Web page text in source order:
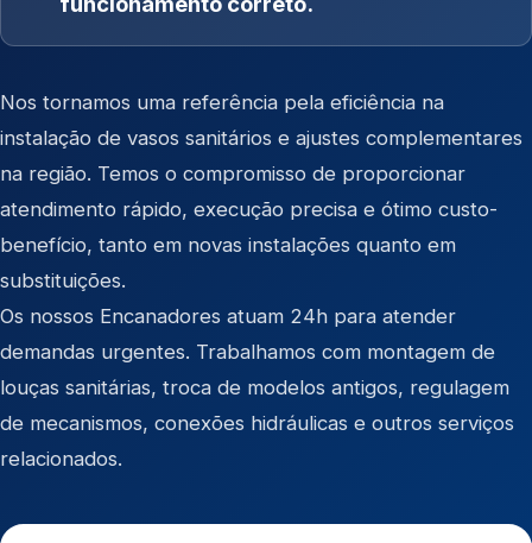
Nos tornamos uma referência pela eficiência na
instalação de vasos sanitários e ajustes complementares
na região. Temos o compromisso de proporcionar
atendimento rápido, execução precisa e ótimo custo-
benefício, tanto em novas instalações quanto em
substituições.
Os nossos Encanadores atuam 24h para atender
demandas urgentes. Trabalhamos com montagem de
louças sanitárias, troca de modelos antigos, regulagem
de mecanismos, conexões hidráulicas e outros serviços
relacionados.